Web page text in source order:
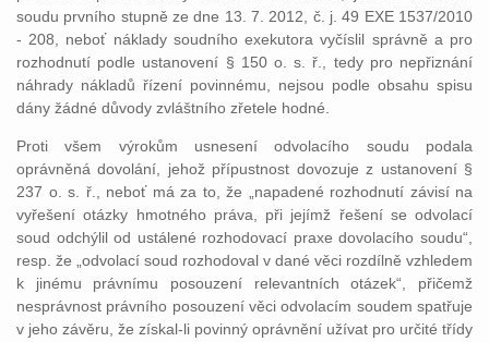
soudu prvního stupně ze dne 13. 7. 2012, č. j. 49 EXE 1537/2010
- 208, neboť náklady soudního exekutora vyčíslil správně a pro
rozhodnutí podle ustanovení § 150 o. s. ř., tedy pro nepřiznání
náhrady nákladů řízení povinnému, nejsou podle obsahu spisu
dány žádné důvody zvláštního zřetele hodné.
Proti všem výrokům usnesení odvolacího soudu podala
oprávněná dovolání, jehož přípustnost dovozuje z ustanovení §
237 o. s. ř., neboť má za to, že „napadené rozhodnutí závisí na
vyřešení otázky hmotného práva, při jejímž řešení se odvolací
soud odchýlil od ustálené rozhodovací praxe dovolacího soudu“,
resp. že „odvolací soud rozhodoval v dané věci rozdílně vzhledem
k jinému právnímu posouzení relevantních otázek“, přičemž
nesprávnost právního posouzení věci odvolacím soudem spatřuje
v jeho závěru, že získal-li povinný oprávnění užívat pro určité třídy